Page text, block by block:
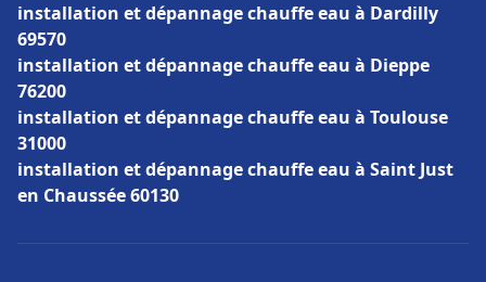
installation et dépannage chauffe eau à Dardilly
69570
installation et dépannage chauffe eau à Dieppe
76200
installation et dépannage chauffe eau à Toulouse
31000
installation et dépannage chauffe eau à Saint Just
en Chaussée 60130